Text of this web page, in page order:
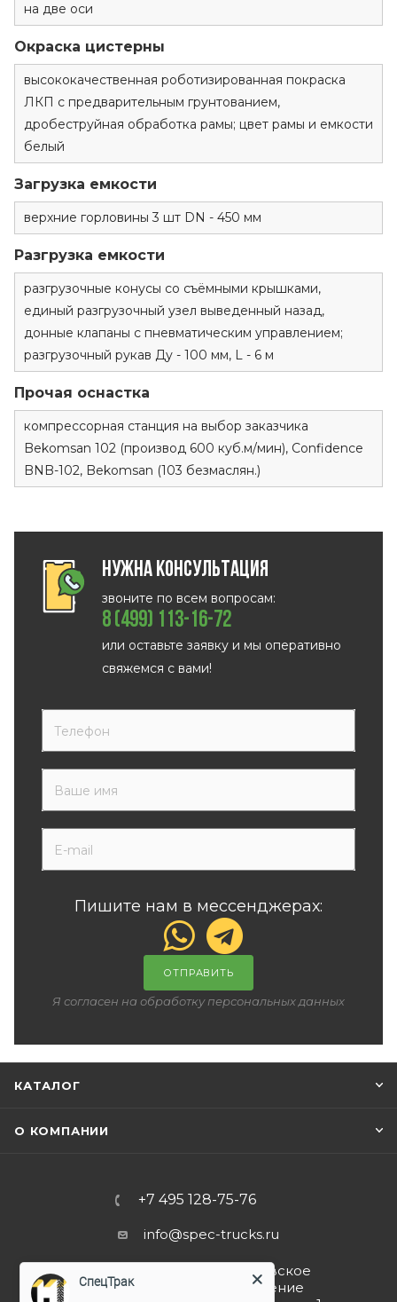
на две оси
Окраска цистерны
высококачественная роботизированная покраска
ЛКП с предварительным грунтованием,
дробеструйная обработка рамы; цвет рамы и емкости
белый
Загрузка емкости
верхние горловины 3 шт DN - 450 мм
Разгрузка емкости
разгрузочные конусы со съёмными крышками,
единый разгрузочный узел выведенный назад,
донные клапаны с пневматическим управлением;
разгрузочный рукав Ду - 100 мм, L - 6 м
Прочая оснастка
компрессорная станция на выбор заказчика
Bekomsan 102 (производ 600 куб.м/мин), Confidence
BNB-102, Bekomsan (103 безмаслян.)
Нужна консультация
звоните по всем вопросам:
8 (499) 113-16-72
или оставьте заявку и мы оперативно
свяжемся с вами!
Пишите нам в мессенджерах:
ОТПРАВИТЬ
Я согласен на обработку персональных данных
КАТАЛОГ
О КОМПАНИИ
+7 495 128-75-76
info@spec-trucks.ru
108820, г. Москва, Киевское
шоссе 21-й км (поселение
СпецТрак